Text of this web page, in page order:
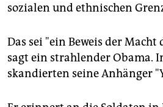
sozialen und ethnischen
Das sei "ein Beweis der Macht
sagt ein strahlender Obama.
skandierten seine Anhänger